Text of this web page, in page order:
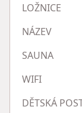
LOŽNICE
NÁZEV
SAUNA
WIFI
DĚTSKÁ